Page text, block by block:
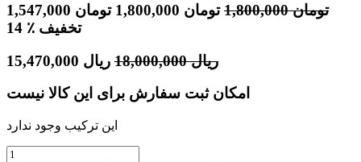
1,547,000 تومان 1,800,000 تومان 1,800,000 تومان
14
٪ تخفیف
15,470,000 ریال 18,000,000 ریال
امکان ثبت سفارش برای این کالا نیست
این ترکیب وجود ندارد